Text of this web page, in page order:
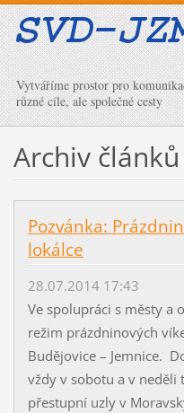
Vytváříme prostor pro
různé cíle, ale společné cesty
Archiv článků
Pozvánka:
lokálce
28.07.2014 17:43
Ve spolupráci s městy a
režim prázdninových
Budějovice – Jemnice.
vždy v sobotu a v neděli
přestupní uzly v